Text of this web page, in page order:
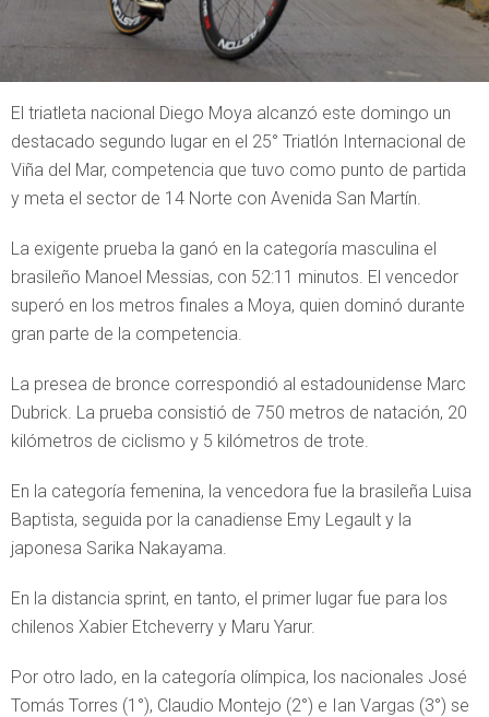
El triatleta nacional Diego Moya alcanzó este domingo un
destacado segundo lugar en el 25° Triatlón Internacional de
Viña del Mar, competencia que tuvo como punto de partida
y meta el sector de 14 Norte con Avenida San Martín.
La exigente prueba la ganó en la categoría masculina el
brasileño Manoel Messias, con 52:11 minutos. El vencedor
superó en los metros finales a Moya, quien dominó durante
gran parte de la competencia.
La presea de bronce correspondió al estadounidense Marc
Dubrick. La prueba consistió de 750 metros de natación, 20
kilómetros de ciclismo y 5 kilómetros de trote.
En la categoría femenina, la vencedora fue la brasileña Luisa
Baptista, seguida por la canadiense Emy Legault y la
japonesa Sarika Nakayama.
En la distancia sprint, en tanto, el primer lugar fue para los
chilenos Xabier Etcheverry y Maru Yarur.
Por otro lado, en la categoría olímpica, los nacionales José
Tomás Torres (1°), Claudio Montejo (2°) e Ian Vargas (3°) se